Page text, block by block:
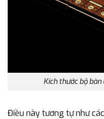
Kích thước bộ
Điều này tương tự như